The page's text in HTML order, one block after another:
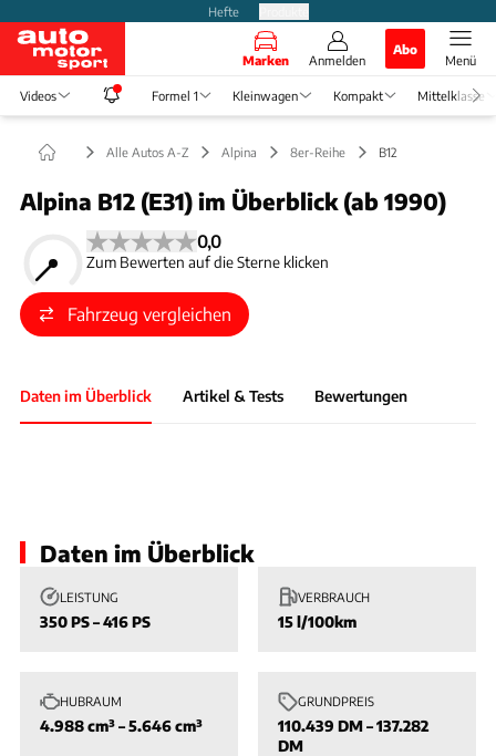
Hefte
Marken Anmelden
Abo
Menü
Videos Formel 1 Kleinwagen Kompakt Mittelklasse
Alle Autos A-Z Alpina 8er-Reihe B12
Alpina B12 (E31) im Überblick (ab 1990)
0,0
Zum Bewerten auf die Sterne klicken
Fahrzeug vergleichen
Daten im Überblick Artikel & Tests Bewertungen
Daten im Überblick
LEISTUNG
350 PS – 416 PS
VERBRAUCH
15 l/100km
HUBRAUM
4.988 cm³ – 5.646 cm³
GRUNDPREIS
110.439 DM – 137.282
DM